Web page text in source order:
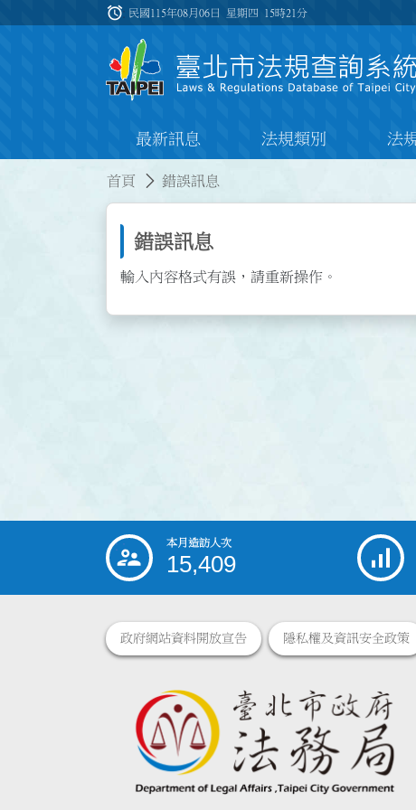
:::
alarm 民國115年08月06日 星期四 15時21分
最新訊息 法規類別 法
首頁 錯誤訊息
錯誤訊息
輸入內容格式有誤，請重新操作。
::: 本月造訪人次
15,409
政府網站資料開放宣告 隱私權及資訊安全政策